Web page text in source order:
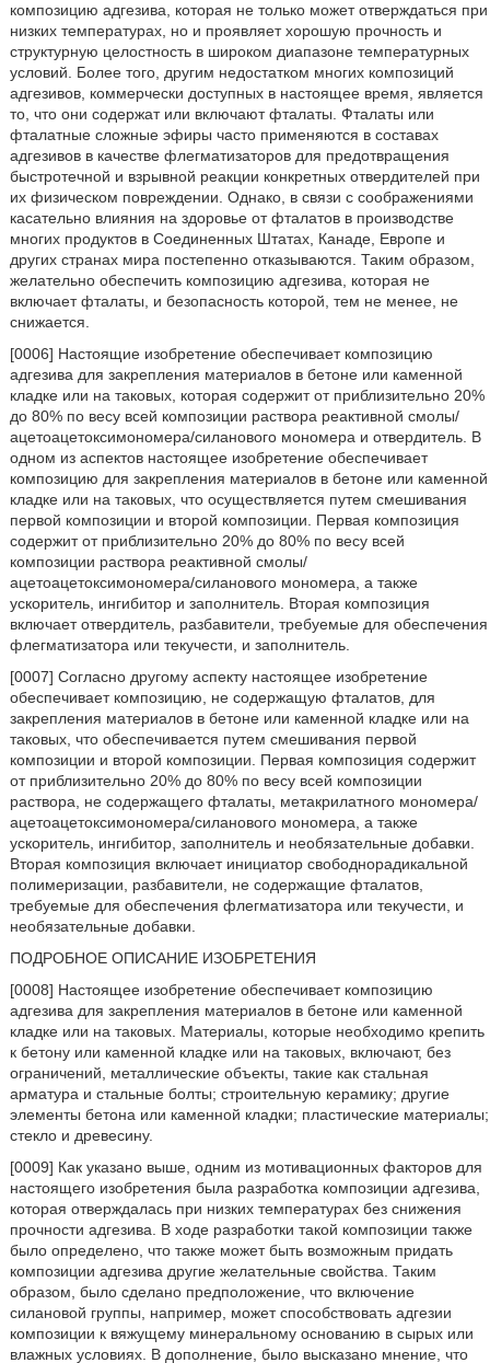
композицию адгезива, которая не только может отверждаться при
низких температурах, но и проявляет хорошую прочность и
структурную целостность в широком диапазоне температурных
условий. Более того, другим недостатком многих композиций
адгезивов, коммерчески доступных в настоящее время, является
то, что они содержат или включают фталаты. Фталаты или
фталатные сложные эфиры часто применяются в составах
адгезивов в качестве флегматизаторов для предотвращения
быстротечной и взрывной реакции конкретных отвердителей при
их физическом повреждении. Однако, в связи с соображениями
касательно влияния на здоровье от фталатов в производстве
многих продуктов в Соединенных Штатах, Канаде, Европе и
других странах мира постепенно отказываются. Таким образом,
желательно обеспечить композицию адгезива, которая не
включает фталаты, и безопасность которой, тем не менее, не
снижается.
[0006] Настоящие изобретение обеспечивает композицию
адгезива для закрепления материалов в бетоне или каменной
кладке или на таковых, которая содержит от приблизительно 20%
до 80% по весу всей композиции раствора реактивной смолы/
ацетоацетоксимономера/силанового мономера и отвердитель. В
одном из аспектов настоящее изобретение обеспечивает
композицию для закрепления материалов в бетоне или каменной
кладке или на таковых, что осуществляется путем смешивания
первой композиции и второй композиции. Первая композиция
содержит от приблизительно 20% до 80% по весу всей
композиции раствора реактивной смолы/
ацетоацетоксимономера/силанового мономера, а также
ускоритель, ингибитор и заполнитель. Вторая композиция
включает отвердитель, разбавители, требуемые для обеспечения
флегматизатора или текучести, и заполнитель.
[0007] Согласно другому аспекту настоящее изобретение
обеспечивает композицию, не содержащую фталатов, для
закрепления материалов в бетоне или каменной кладке или на
таковых, что обеспечивается путем смешивания первой
композиции и второй композиции. Первая композиция содержит
от приблизительно 20% до 80% по весу всей композиции
раствора, не содержащего фталаты, метакрилатного мономера/
ацетоацетоксимономера/силанового мономера, а также
ускоритель, ингибитор, заполнитель и необязательные добавки.
Вторая композиция включает инициатор свободнорадикальной
полимеризации, разбавители, не содержащие фталатов,
требуемые для обеспечения флегматизатора или текучести, и
необязательные добавки.
ПОДРОБНОЕ ОПИСАНИЕ ИЗОБРЕТЕНИЯ
[0008] Настоящее изобретение обеспечивает композицию
адгезива для закрепления материалов в бетоне или каменной
кладке или на таковых. Материалы, которые необходимо крепить
к бетону или каменной кладке или на таковых, включают, без
ограничений, металлические объекты, такие как стальная
арматура и стальные болты; строительную керамику; другие
элементы бетона или каменной кладки; пластические материалы;
стекло и древесину.
[0009] Как указано выше, одним из мотивационных факторов для
настоящего изобретения была разработка композиции адгезива,
которая отверждалась при низких температурах без снижения
прочности адгезива. В ходе разработки такой композиции также
было определено, что также может быть возможным придать
композиции адгезива другие желательные свойства. Таким
образом, было сделано предположение, что включение
силановой группы, например, может способствовать адгезии
композиции к вяжущему минеральному основанию в сырых или
влажных условиях. В дополнение, было высказано мнение, что